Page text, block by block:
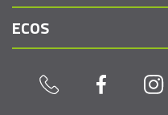
ECOS